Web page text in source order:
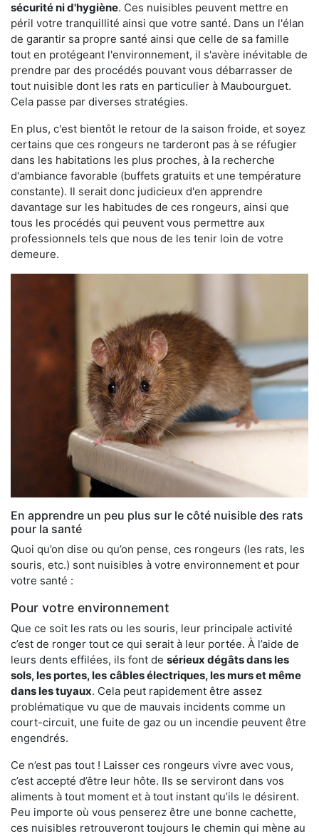
sécurité ni d'hygiène. Ces nuisibles peuvent mettre en
péril votre tranquillité ainsi que votre santé. Dans un l'élan
de garantir sa propre santé ainsi que celle de sa famille
tout en protégeant l'environnement, il s'avère inévitable de
prendre par des procédés pouvant vous débarrasser de
tout nuisible dont les rats en particulier à Maubourguet.
Cela passe par diverses stratégies.
En plus, c'est bientôt le retour de la saison froide, et soyez
certains que ces rongeurs ne tarderont pas à se réfugier
dans les habitations les plus proches, à la recherche
d'ambiance favorable (buffets gratuits et une température
constante). Il serait donc judicieux d'en apprendre
davantage sur les habitudes de ces rongeurs, ainsi que
tous les procédés qui peuvent vous permettre aux
professionnels tels que nous de les tenir loin de votre
demeure.
En apprendre un peu plus sur le côté nuisible des rats
pour la santé
Quoi qu’on dise ou qu’on pense, ces rongeurs (les rats, les
souris, etc.) sont nuisibles à votre environnement et pour
votre santé :
Pour votre environnement
Que ce soit les rats ou les souris, leur principale activité
c’est de ronger tout ce qui serait à leur portée. À l’aide de
leurs dents effilées, ils font de sérieux dégâts dans les
sols, les portes, les câbles électriques, les murs et même
dans les tuyaux. Cela peut rapidement être assez
problématique vu que de mauvais incidents comme un
court-circuit, une fuite de gaz ou un incendie peuvent être
engendrés.
Ce n’est pas tout ! Laisser ces rongeurs vivre avec vous,
c’est accepté d’être leur hôte. Ils se serviront dans vos
aliments à tout moment et à tout instant qu’ils le désirent.
Peu importe où vous penserez être une bonne cachette,
ces nuisibles retrouveront toujours le chemin qui mène au